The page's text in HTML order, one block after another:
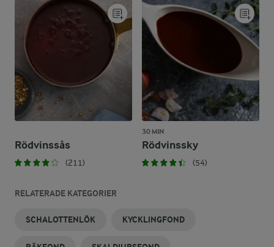
Rödvinssås
(211)
30 MIN
Rödvinssky
(54)
RELATERADE KATEGORIER
SCHALOTTENLÖK KYCKLINGFOND